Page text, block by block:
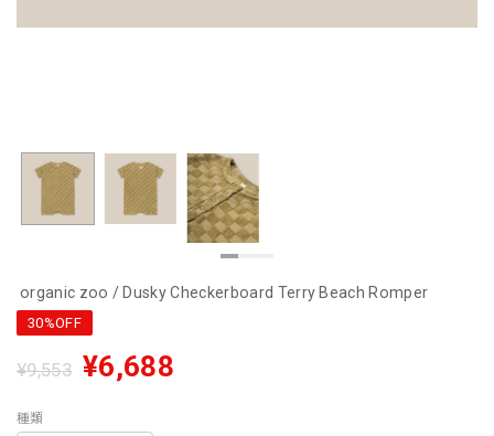
organic zoo / Dusky Checkerboard Terry Beach Romper
30%OFF
¥9,553 ¥6,688
種類